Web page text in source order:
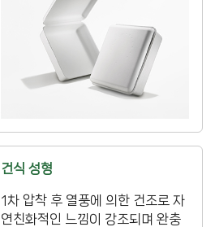
건식 성형
1차 압착 후 열풍에 의한 건조로 자
연친화적인 느낌이 강조되며 완충